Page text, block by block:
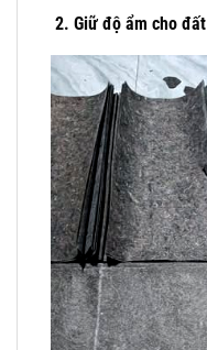
2. Giữ độ ẩm cho đất